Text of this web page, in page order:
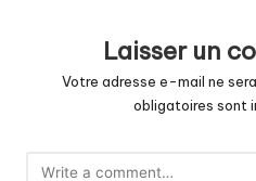
Laisser un
Votre adresse e-mail ne
obligatoires sont